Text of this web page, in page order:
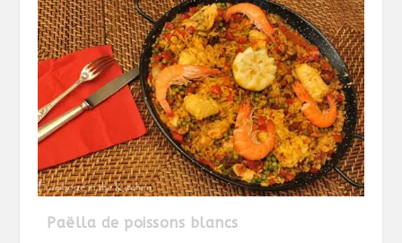
Paëlla de poissons blancs